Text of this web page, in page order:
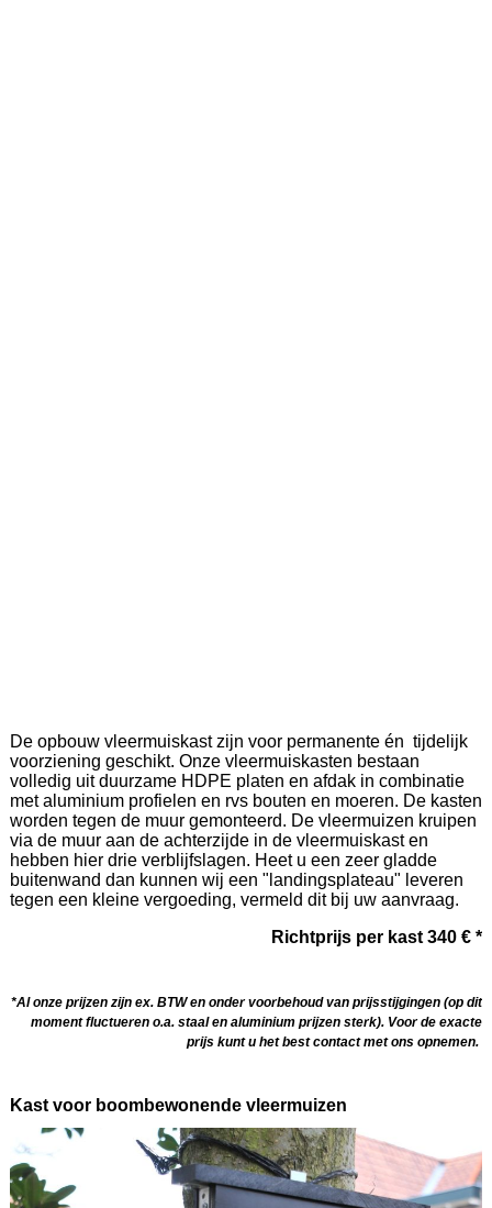
De opbouw vleermuiskast zijn voor permanente én tijdelijk
voorziening geschikt. Onze vleermuiskasten bestaan
volledig uit duurzame HDPE platen en afdak in combinatie
met aluminium profielen en rvs bouten en moeren. De kasten
worden tegen de muur gemonteerd. De vleermuizen kruipen
via de muur aan de achterzijde in de vleermuiskast en
hebben hier drie verblijfslagen. Heet u een zeer gladde
buitenwand dan kunnen wij een "landingsplateau" leveren
tegen een kleine vergoeding, vermeld dit bij uw aanvraag.
Richtprijs per kast 340 € *
*Al onze prijzen zijn ex. BTW en onder voorbehoud van prijsstijgingen (op dit
moment fluctueren o.a. staal en aluminium prijzen sterk). Voor de exacte
prijs kunt u het best contact met ons opnemen.
Kast voor boombewonende vleermuizen